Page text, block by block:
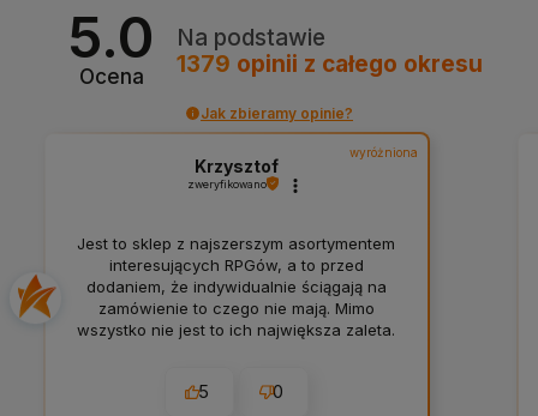
5.0
Ocena
Na podstawie
1379 opinii z całego okresu
Jak zbieramy opinie?
wyróżniona
Krzysztof
zweryfikowano
Jest to sklep z najszerszym asortymentem
interesujących RPGów, a to przed
dodaniem, że indywidualnie ściągają na
zamówienie to czego nie mają. Mimo
wszystko nie jest to ich największa zaleta.
promocjami. Największa zaletą jest
5 0